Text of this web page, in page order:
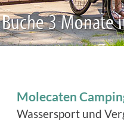
3 Monate
Molecaten
Wassersport und